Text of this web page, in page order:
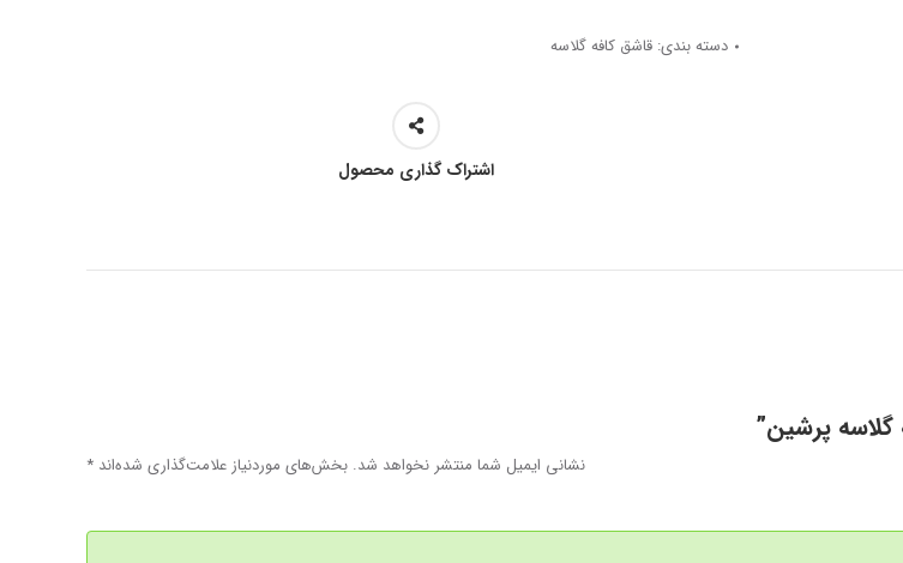
دسته بندی: قاشق کافه گلاسه
اشتراک گذاری محصول
گلاسه پرشین”
نشانی ایمیل شما منتشر نخواهد شد. بخش‌های موردنیاز علامت‌گذاری شده‌اند *